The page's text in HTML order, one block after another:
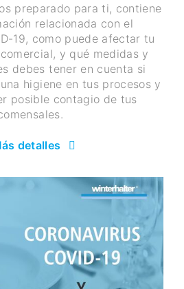
preparado para ti, contiene
relacionada con el
19, como puede afectar tu
y qué medidas y
debes tener en cuenta si
higiene en tus procesos y
posible contagio de tus
detalles